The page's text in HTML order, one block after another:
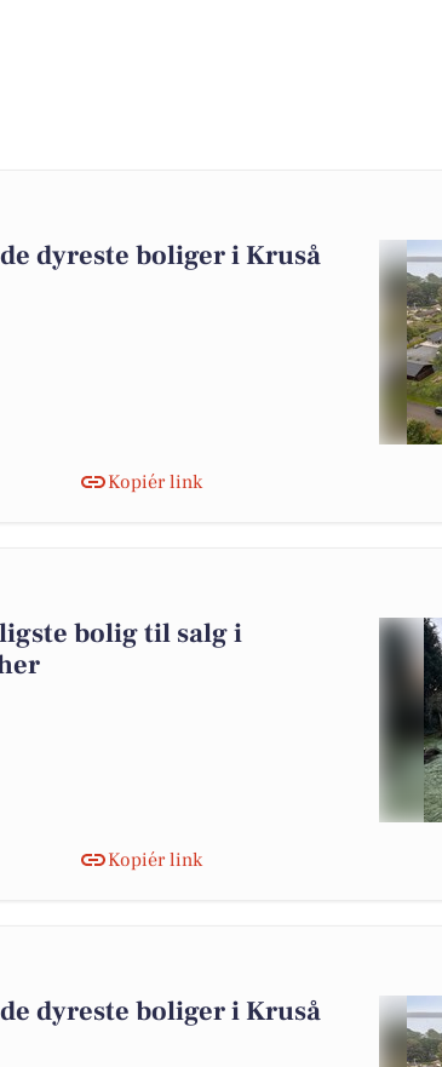
dyreste boliger i Kruså
Kopiér link
bolig til salg i
Kopiér link
dyreste boliger i Kruså